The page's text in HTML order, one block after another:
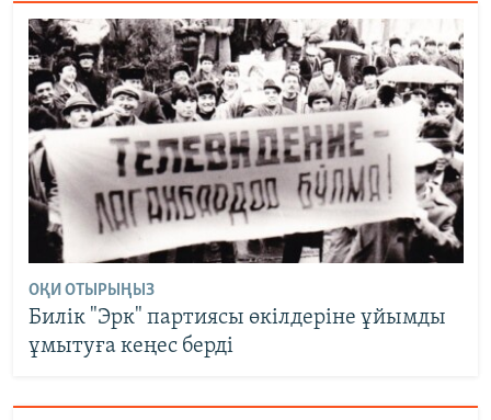
ОҚИ ОТЫРЫҢЫЗ
Билік "Эрк" партиясы өкілдеріне ұйымды
ұмытуға кеңес берді